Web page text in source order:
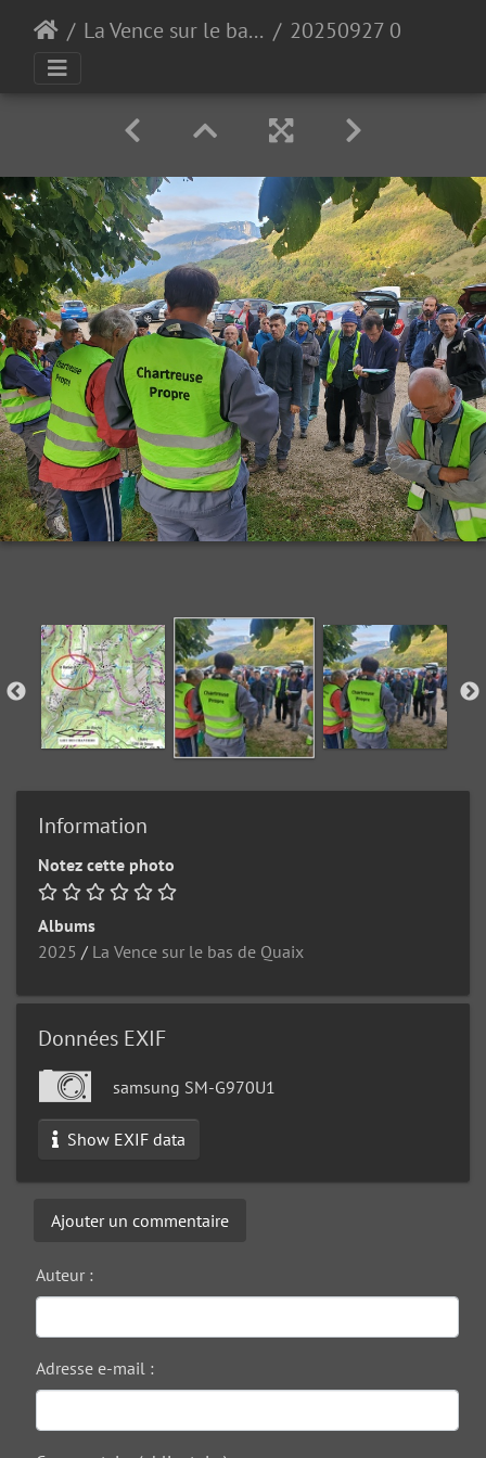
La Vence sur le bas de Quaix 20250927 083632
Information
Notez cette photo
Albums
2025 / La Vence sur le bas de Quaix
Données EXIF
samsung SM-G970U1
Show EXIF data
Ajouter un commentaire
Auteur :
Adresse e-mail :